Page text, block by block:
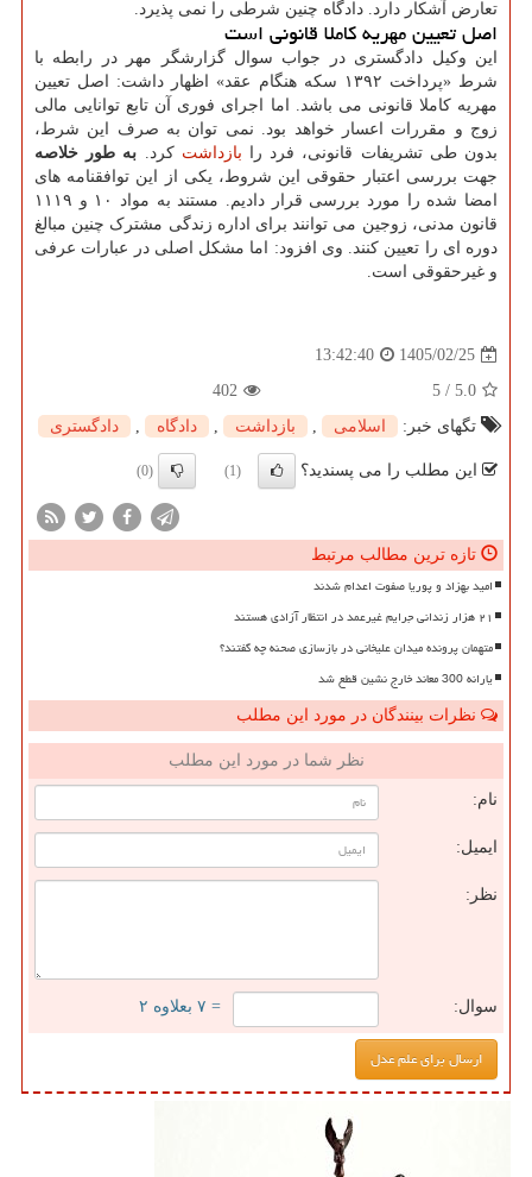
تعارض آشکار دارد. دادگاه چنین شرطی را نمی پذیرد.
اصل تعیین مهریه کاملا قانونی است
این وکیل دادگستری در جواب سوال گزارشگر مهر در رابطه با
شرط «پرداخت ۱۳۹۲ سکه هنگام عقد» اظهار داشت: اصل تعیین
مهریه کاملا قانونی می باشد. اما اجرای فوری آن تابع توانایی مالی
زوج و مقررات اعسار خواهد بود. نمی توان به صرف این شرط،
بدون طی تشریفات قانونی، فرد را بازداشت کرد. به طور خلاصه
جهت بررسی اعتبار حقوقی این شروط، یکی از این توافقنامه های
امضا شده را مورد بررسی قرار دادیم. مستند به مواد ۱۰ و ۱۱۱۹
قانون مدنی، زوجین می توانند برای اداره زندگی مشترک چنین مبالغ
دوره ای را تعیین کنند. وی افزود: اما مشکل اصلی در عبارات عرفی
و غیرحقوقی است.
1405/02/25
13:42:40
5.0
/
5
402
تگهای خبر:
اسلامی , بازداشت , دادگاه , دادگستری
این مطلب را می پسندید؟ (1)
(0)
تازه ترین مطالب مرتبط
امید بهزاد و پوریا صفوت اعدام شدند
۲۱ هزار زندانی جرایم غیرعمد در انتظار آزادی هستند
متهمان پرونده میدان علیخانی در بازسازی صحنه چه گفتند؟
یارانه 300 معاند خارج نشین قطع شد
نظرات بینندگان در مورد این مطلب
نظر شما در مورد این مطلب
نام:
ایمیل:
نظر:
سوال: = ۷ بعلاوه ۲